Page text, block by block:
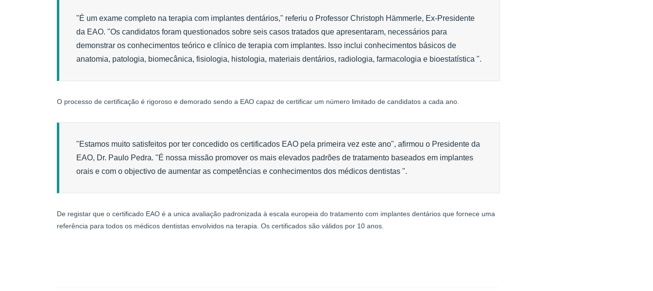
"É um exame completo na terapia com implantes dentários," referiu o Professor Christoph Hämmerle, Ex-Presidente
da EAO. "Os candidatos foram questionados sobre seis casos tratados que apresentaram, necessários para
demonstrar os conhecimentos teórico e clínico de terapia com implantes. Isso inclui conhecimentos básicos de
anatomia, patologia, biomecânica, fisiologia, histologia, materiais dentários, radiologia, farmacologia e bioestatística ".
O processo de certificação é rigoroso e demorado sendo a EAO capaz de certificar um número limitado de candidatos a cada ano.
"Estamos muito satisfeitos por ter concedido os certificados EAO pela primeira vez este ano", afirmou o Presidente da
EAO, Dr. Paulo Pedra. "É nossa missão promover os mais elevados padrões de tratamento baseados em implantes
orais e com o objectivo de aumentar as competências e conhecimentos dos médicos dentistas ".
De registar que o certificado EAO é a unica avaliação padronizada à escala europeia do tratamento com implantes dentários que fornece uma
referência para todos os médicos dentistas envolvidos na terapia. Os certificados são válidos por 10 anos.